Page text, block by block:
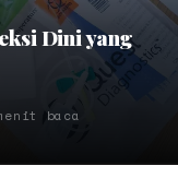
Dini yang
baca